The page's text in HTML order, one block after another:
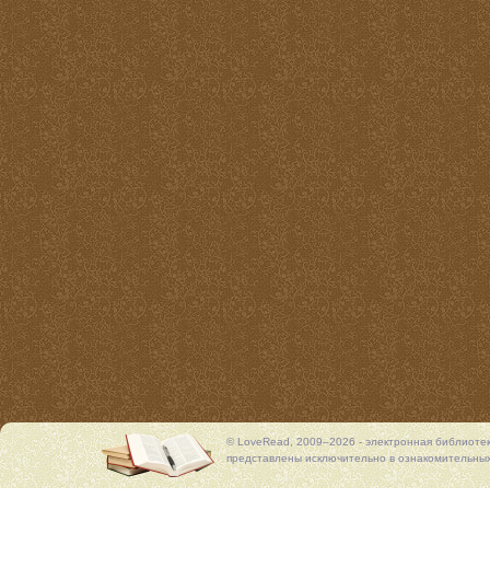
© LoveRead, 2009–2026 - электронная
представлены исключительно в